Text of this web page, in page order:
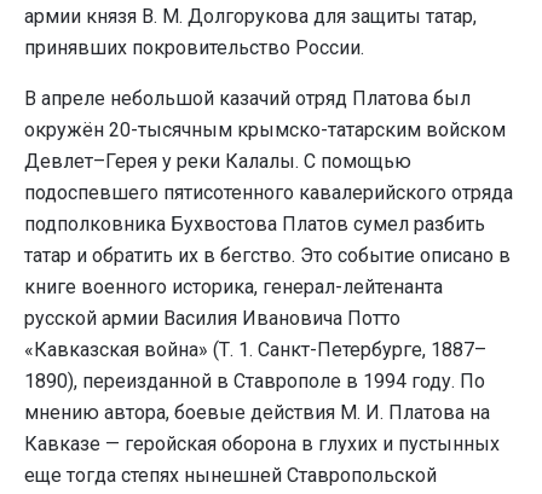
армии князя В. М. Долгорукова для защиты татар,
принявших покровительство России.
В апреле небольшой казачий отряд Платова был
окружён 20-тысячным крымско-татарским войском
Девлет–Герея у реки Калалы. С помощью
подоспевшего пятисотенного кавалерийского отряда
подполковника Бухвостова Платов сумел разбить
татар и обратить их в бегство. Это событие описано в
книге военного историка, генерал-лейтенанта
русской армии Василия Ивановича Потто
«Кавказская война» (Т. 1. Санкт-Петербурге, 1887–
1890), переизданной в Ставрополе в 1994 году. По
мнению автора, боевые действия М. И. Платова на
Кавказе — геройская оборона в глухих и пустынных
еще тогда степях нынешней Ставропольской